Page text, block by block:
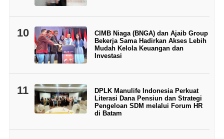
10
CIMB Niaga (BNGA) dan Ajaib Group
Bekerja Sama Hadirkan Akses Lebih
Mudah Kelola Keuangan dan
Investasi
11
DPLK Manulife Indonesia Perkuat
Literasi Dana Pensiun dan Strategi
Pengeloan SDM melalui Forum HR
di Batam